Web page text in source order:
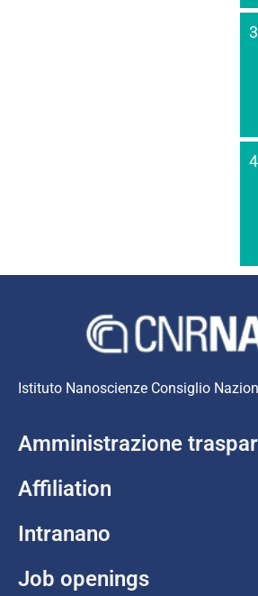
3
4
Istituto Nanoscienze Consiglio
Amministrazione
Affiliation
Intranano
Job openings